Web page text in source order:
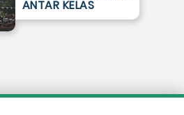
ANTAR KELAS